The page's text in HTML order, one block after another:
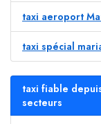
taxi aeroport
taxi spécial
taxi fiable
secteurs